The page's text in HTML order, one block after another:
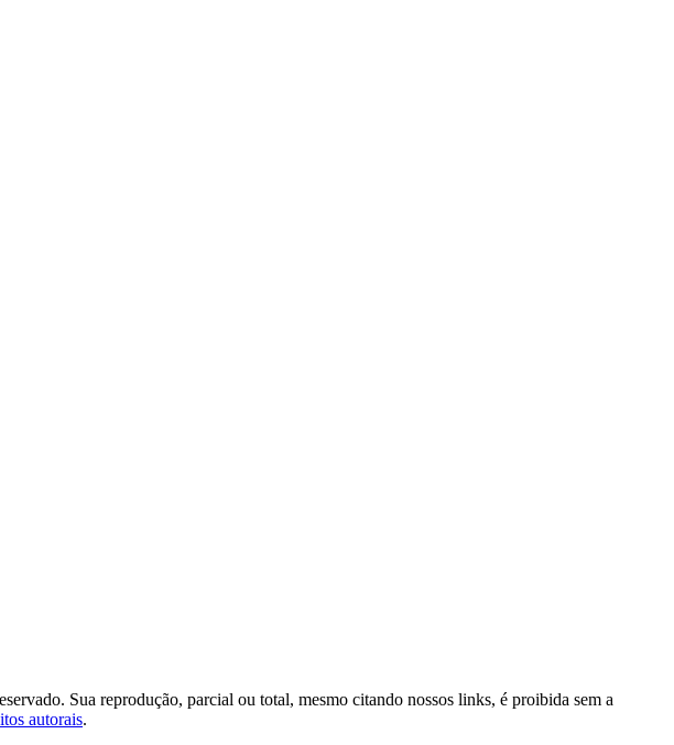
Sua reprodução, parcial ou total, mesmo citando nossos links, é proibida sem a
autorais.